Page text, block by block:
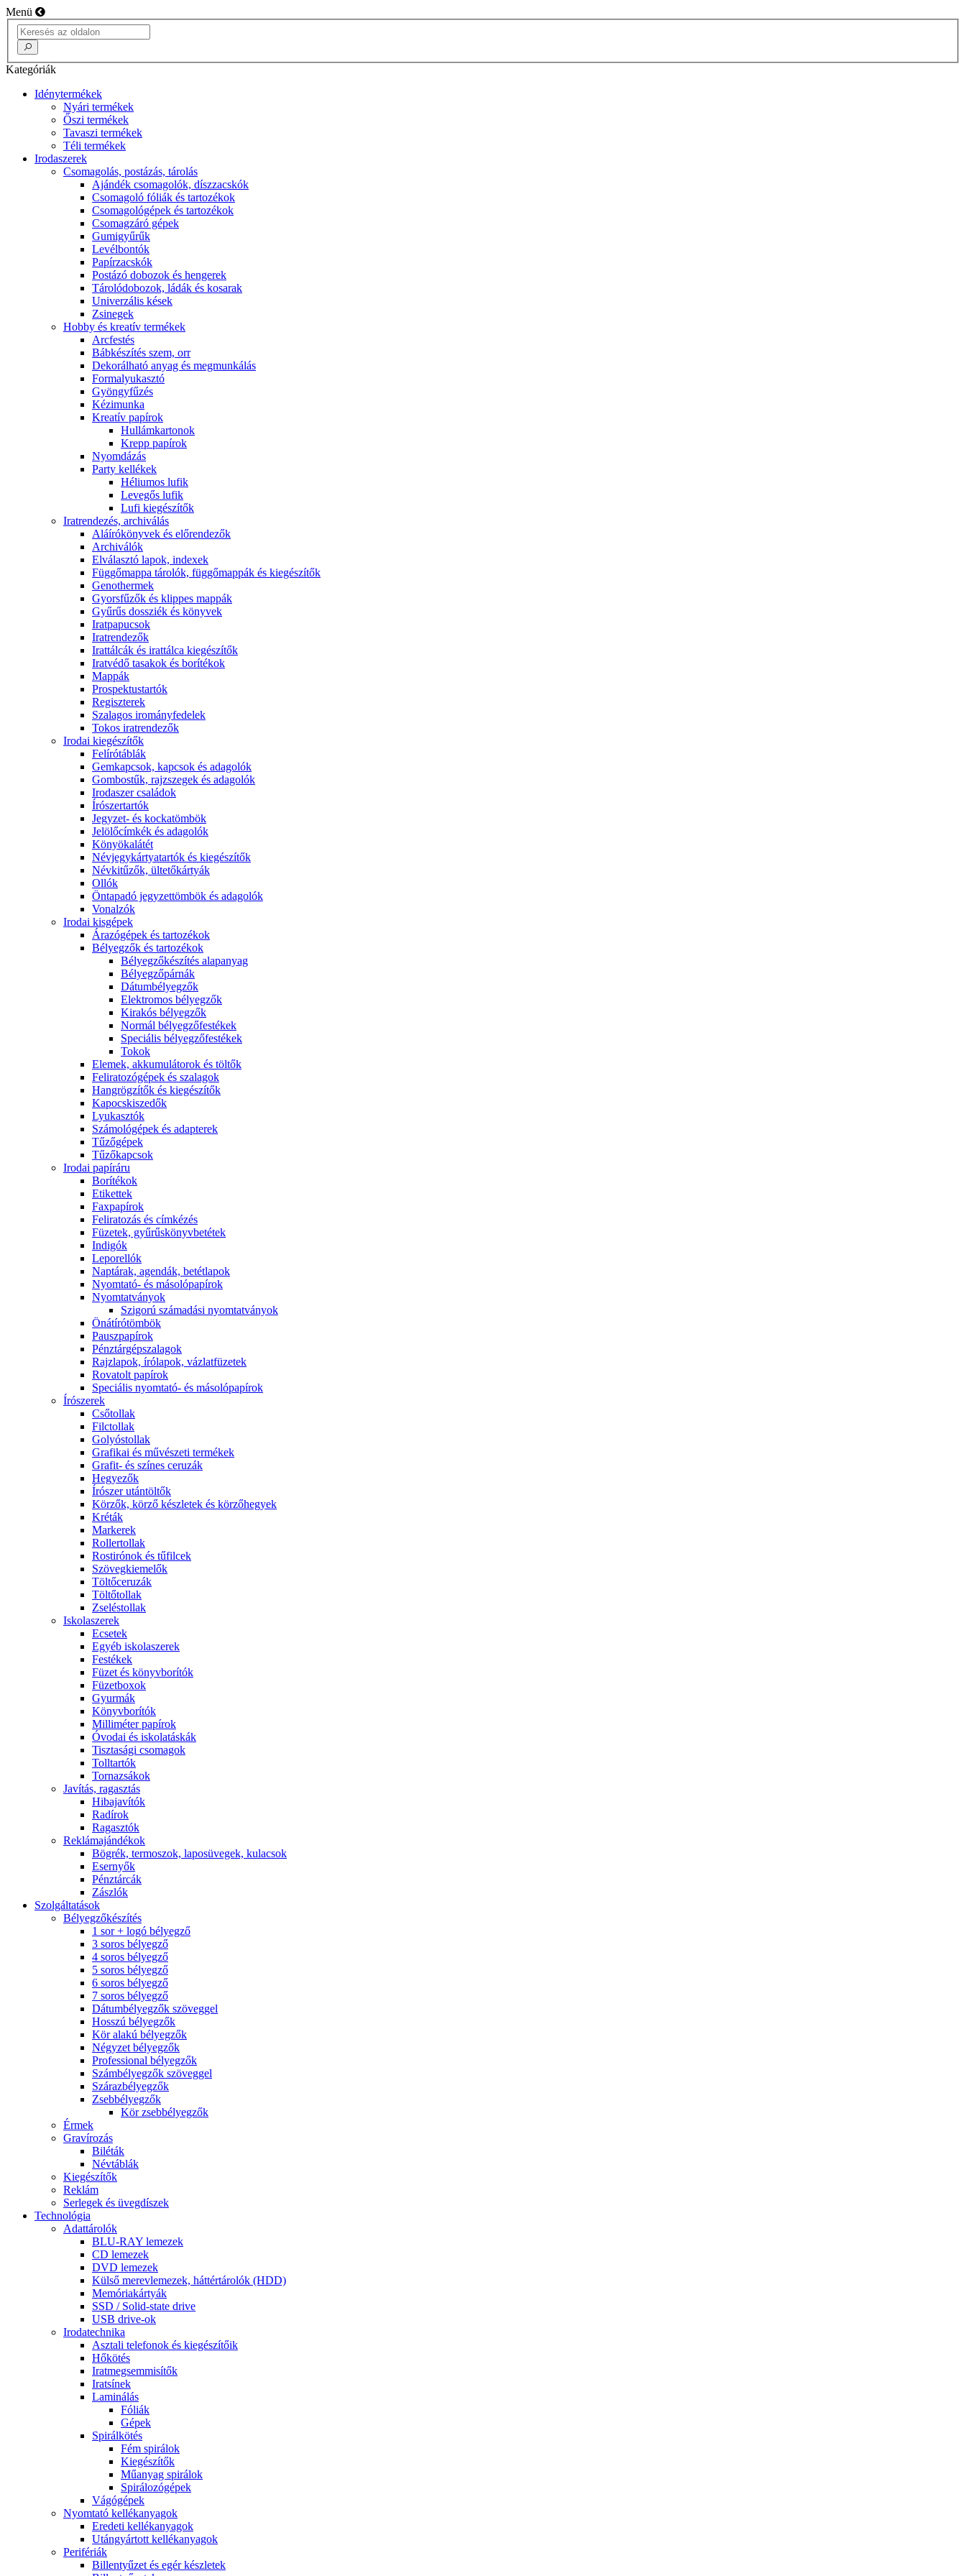
Menü
Kategóriák
Idénytermékek
Nyári termékek
Őszi termékek
Tavaszi termékek
Téli termékek
Irodaszerek
Csomagolás, postázás, tárolás
Ajándék csomagolók, díszzacskók
Csomagoló fóliák és tartozékok
Csomagológépek és tartozékok
Csomagzáró gépek
Gumigyűrűk
Levélbontók
Papírzacskók
Postázó dobozok és hengerek
Tárolódobozok, ládák és kosarak
Univerzális kések
Zsinegek
Hobby és kreatív termékek
Arcfestés
Bábkészítés szem, orr
Dekorálható anyag és megmunkálás
Formalyukasztó
Gyöngyfűzés
Kézimunka
Kreatív papírok
Hullámkartonok
Krepp papírok
Nyomdázás
Party kellékek
Héliumos lufik
Levegős lufik
Lufi kiegészítők
Iratrendezés, archiválás
Aláírókönyvek és előrendezők
Archiválók
Elválasztó lapok, indexek
Függőmappa tárolók, függőmappák és kiegészítők
Genothermek
Gyorsfűzők és klippes mappák
Gyűrűs dossziék és könyvek
Iratpapucsok
Iratrendezők
Irattálcák és irattálca kiegészítők
Iratvédő tasakok és borítékok
Mappák
Prospektustartók
Regiszterek
Szalagos irományfedelek
Tokos iratrendezők
Irodai kiegészítők
Felírótáblák
Gemkapcsok, kapcsok és adagolók
Gombostűk, rajzszegek és adagolók
Irodaszer családok
Írószertartók
Jegyzet- és kockatömbök
Jelölőcímkék és adagolók
Könyökalátét
Névjegykártyatartók és kiegészítők
Névkitűzők, ültetőkártyák
Ollók
Öntapadó jegyzettömbök és adagolók
Vonalzók
Irodai kisgépek
Árazógépek és tartozékok
Bélyegzők és tartozékok
Bélyegzőkészítés alapanyag
Bélyegzőpárnák
Dátumbélyegzők
Elektromos bélyegzők
Kirakós bélyegzők
Normál bélyegzőfestékek
Speciális bélyegzőfestékek
Tokok
Elemek, akkumulátorok és töltők
Feliratozógépek és szalagok
Hangrögzítők és kiegészítők
Kapocskiszedők
Lyukasztók
Számológépek és adapterek
Tűzőgépek
Tűzőkapcsok
Irodai papíráru
Borítékok
Etikettek
Faxpapírok
Feliratozás és címkézés
Füzetek, gyűrűskönyvbetétek
Indigók
Leporellók
Naptárak, agendák, betétlapok
Nyomtató- és másolópapírok
Nyomtatványok
Szigorú számadási nyomtatványok
Önátírótömbök
Pauszpapírok
Pénztárgépszalagok
Rajzlapok, írólapok, vázlatfüzetek
Rovatolt papírok
Speciális nyomtató- és másolópapírok
Írószerek
Csőtollak
Filctollak
Golyóstollak
Grafikai és művészeti termékek
Grafit- és színes ceruzák
Hegyezők
Írószer utántöltők
Körzők, körző készletek és körzőhegyek
Kréták
Markerek
Rollertollak
Rostirónok és tűfilcek
Szövegkiemelők
Töltőceruzák
Töltőtollak
Zseléstollak
Iskolaszerek
Ecsetek
Egyéb iskolaszerek
Festékek
Füzet és könyvborítók
Füzetboxok
Gyurmák
Könyvborítók
Milliméter papírok
Óvodai és iskolatáskák
Tisztasági csomagok
Tolltartók
Tornazsákok
Javítás, ragasztás
Hibajavítók
Radírok
Ragasztók
Reklámajándékok
Bögrék, termoszok, laposüvegek, kulacsok
Esernyők
Pénztárcák
Zászlók
Szolgáltatások
Bélyegzőkészítés
1 sor + logó bélyegző
3 soros bélyegző
4 soros bélyegző
5 soros bélyegző
6 soros bélyegző
7 soros bélyegző
Dátumbélyegzők szöveggel
Hosszú bélyegzők
Kör alakú bélyegzők
Négyzet bélyegzők
Professional bélyegzők
Számbélyegzők szöveggel
Szárazbélyegzők
Zsebbélyegzők
Kör zsebbélyegzők
Érmek
Gravírozás
Biléták
Névtáblák
Kiegészítők
Reklám
Serlegek és üvegdíszek
Technológia
Adattárolók
BLU-RAY lemezek
CD lemezek
DVD lemezek
Külső merevlemezek, háttértárolók (HDD)
Memóriakártyák
SSD / Solid-state drive
USB drive-ok
Irodatechnika
Asztali telefonok és kiegészítőik
Hőkötés
Iratmegsemmisítők
Iratsínek
Laminálás
Fóliák
Gépek
Spirálkötés
Fém spirálok
Kiegészítők
Műanyag spirálok
Spirálozógépek
Vágógépek
Nyomtató kellékanyagok
Eredeti kellékanyagok
Utángyártott kellékanyagok
Perifériák
Billentyűzet és egér készletek